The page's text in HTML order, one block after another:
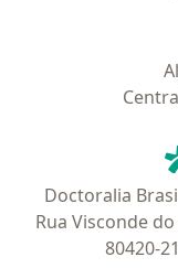
Doctoralia
Rua Visconde
80420-